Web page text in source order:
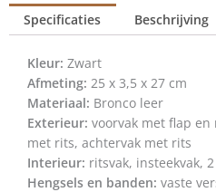
Specificaties Beschrijving
Kleur: Zwart
Afmeting: 25 x 3,5 x 27 cm
Materiaal: Bronco leer
Exterieur: voorvak met flap
met rits, achtervak met rits
Interieur: ritsvak, insteekvak,
Hengsels en banden: vaste